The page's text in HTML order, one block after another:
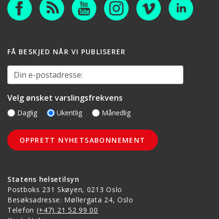
Statens helsetilsyn
Postboks 231 Skøyen, 0213 Oslo
Besøksadresse: Møllergata 24, Oslo
Telefon (+47) 21 52 99 00
FÅ BESKJED NÅR VI PUBLISERER
Din e-postadresse:
Velg ønsket varslingsfrekvens
Daglig Ukentlig Månedlig